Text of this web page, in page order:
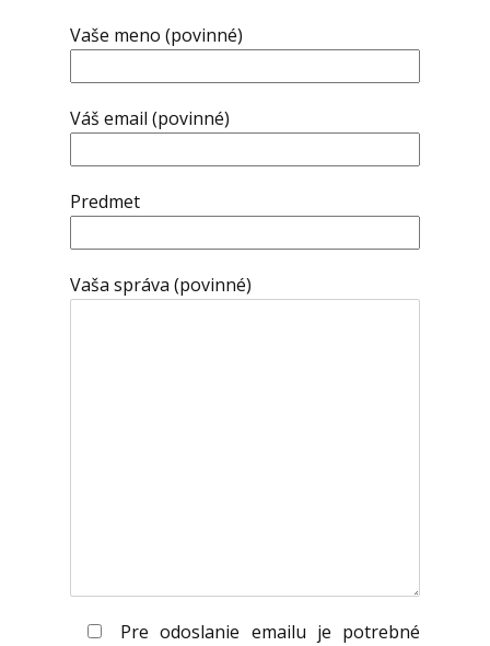
Vaše meno (povinné)
Váš email (povinné)
Predmet
Vaša správa (povinné)
Pre odoslanie emailu je potrebné